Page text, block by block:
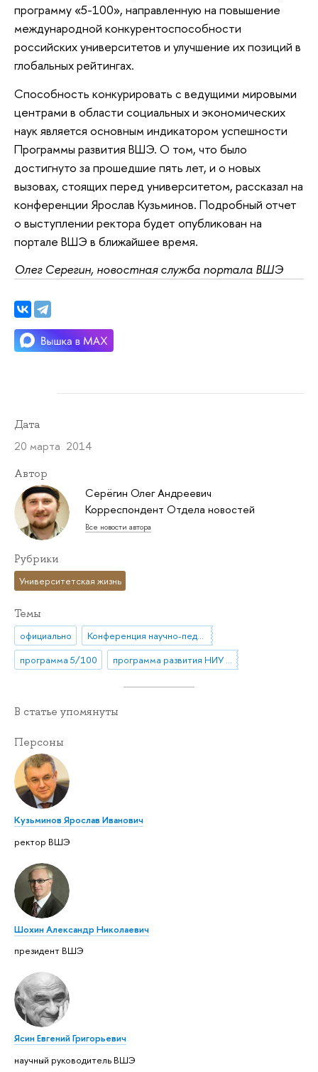
программу «5-100», направленную на повышение
международной конкурентоспособности
российских университетов и улучшение их позиций в
глобальных рейтингах.
Способность конкурировать с ведущими мировыми
центрами в области социальных и экономических
наук является основным индикатором успешности
Программы развития ВШЭ. О том, что было
достигнуто за прошедшие пять лет, и о новых
вызовах, стоящих перед университетом, рассказал на
конференции Ярослав Кузьминов. Подробный отчет
о выступлении ректора будет опубликован на
портале ВШЭ в ближайшее время.
Олег Серегин, новостная служба портала ВШЭ
Дата
20 марта 2014
Автор
Серёгин Олег Андреевич
Корреспондент Отдела новостей
Все новости автора
Рубрики
Университетская жизнь
Темы
официально
Конференция научно-педагогических работников, представителей других категорий работников и обучающихся НИУ ВШЭ
программа 5/100
программа развития НИУ ВШЭ
В статье упомянуты
Персоны
Кузьминов Ярослав Иванович
ректор ВШЭ
Шохин Александр Николаевич
президент ВШЭ
Ясин Евгений Григорьевич
научный руководитель ВШЭ